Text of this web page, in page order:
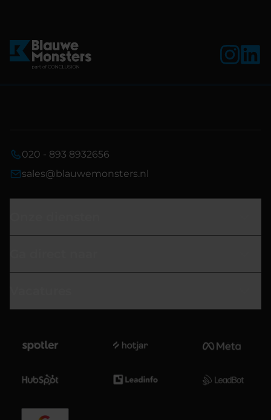
020 - 893 8932656
sales@blauwemonsters.nl